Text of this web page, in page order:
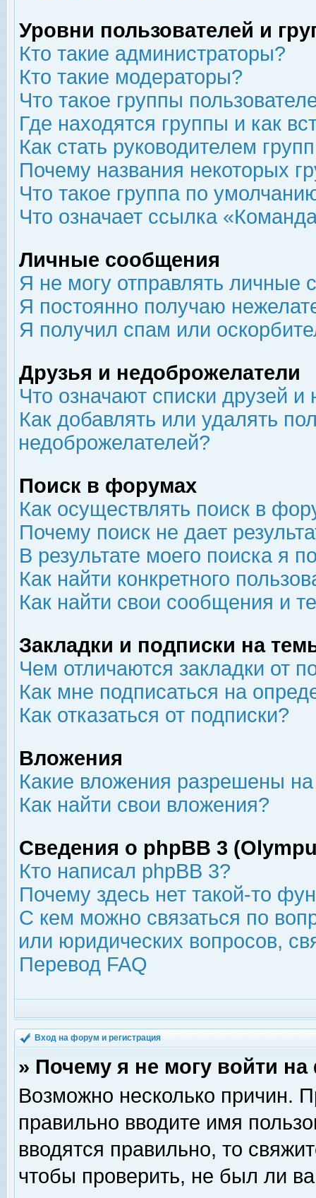
Уровни пользователей и
Кто такие администраторы?
Кто такие модераторы?
Что такое группы
Где находятся группы и как
Как стать руководителем
Почему названия некоторых
Что такое группа по
Что означает ссылка
Личные сообщения
Я не могу отправлять личные
Я постоянно получаю
Я получил спам или
Друзья и недоброжелатели
Что означают списки друзей
Как добавлять или удалять
недоброжелателей?
Поиск в форумах
Как осуществлять поиск в
Почему поиск не дает
В результате моего поиска я
Как найти конкретного
Как найти свои сообщения и
Закладки и подписки на
Чем отличаются закладки от
Как мне подписаться на
Как отказаться от подписки?
Вложения
Какие вложения разрешены
Как найти свои вложения?
Сведения о phpBB 3
Кто написал phpBB 3?
Почему здесь нет такой-то
С кем можно связаться по
или юридических вопросов,
Перевод FAQ
Вход на форум и регистрация
» Почему я не могу войти
Возможно несколько причин.
правильно вводите имя
вводятся правильно, то
чтобы проверить, не был ли